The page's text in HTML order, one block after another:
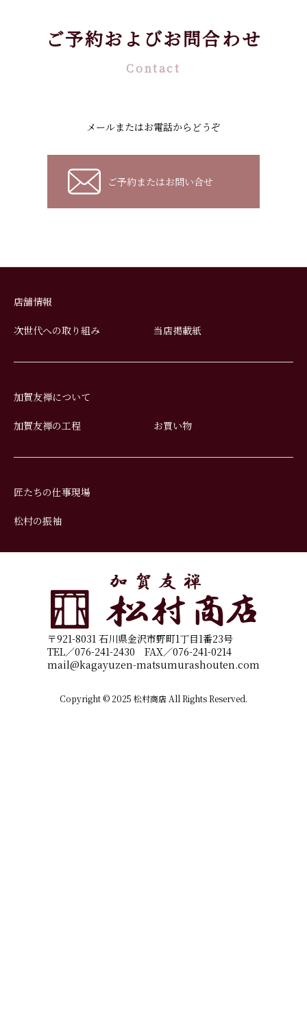
ご予約およびお問合わせ
Contact
メールまたはお電話からどうぞ
ご予約またはお問い合せ
店舗情報
次世代への取り組み 当店掲載紙
加賀友禅について
加賀友禅の工程 お買い物
匠たちの仕事現場
松村の振袖
〒921-8031 石川県金沢市野町1丁目1番23号
TEL／076-241-2430 FAX／076-241-0214
mail@kagayuzen-matsumurashouten.com
Copyright © 2025 松村商店 All Rights Reserved.